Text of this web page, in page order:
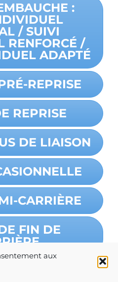
aux
:
/ SUIVI
RENFORCÉ /
ADAPTÉ
REPRISE
REPRISE
DE LIAISON
CARRIÈRE
FIN DE